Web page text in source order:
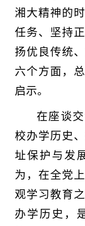
湘大精神的
任务、坚持
扬优良传统
六个方面，
启示。
在座谈
校办学历史
址保护与发
为，在全党
观学习教育
办学历史，